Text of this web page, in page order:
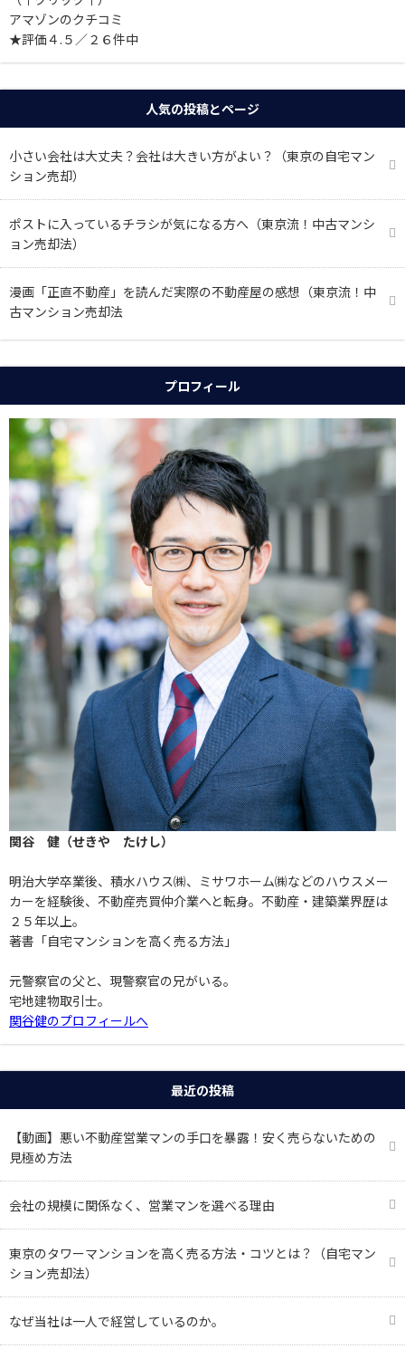
アマゾンのクチコミ
★評価４.５／２６件中
人気の投稿とページ
小さい会社は大丈夫？会社は大きい方がよい？（東京の自宅マン
ション売却）
ポストに入っているチラシが気になる方へ（東京流！中古マンシ
ョン売却法）
漫画「正直不動産」を読んだ実際の不動産屋の感想（東京流！中
古マンション売却法
プロフィール
関谷 健（せきや たけし）
明治大学卒業後、積水ハウス㈱、ミサワホーム㈱などのハウスメー
カーを経験後、不動産売買仲介業へと転身。不動産・建築業界歴は
２５年以上。
著書「自宅マンションを高く売る方法」
元警察官の父と、現警察官の兄がいる。
宅地建物取引士。
関谷健のプロフィールへ
最近の投稿
【動画】悪い不動産営業マンの手口を暴露！安く売らないための
見極め方法
会社の規模に関係なく、営業マンを選べる理由
東京のタワーマンションを高く売る方法・コツとは？（自宅マン
ション売却法）
なぜ当社は一人で経営しているのか。